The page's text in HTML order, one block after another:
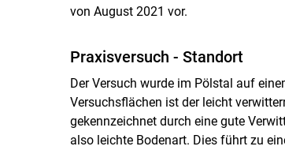
von August 2021 vor.
Praxisversuch - Standort
Der Versuch wurde im Pölstal auf
Versuchsflächen ist der leicht
gekennzeichnet durch eine gute
also leichte Bodenart. Dies führt zu